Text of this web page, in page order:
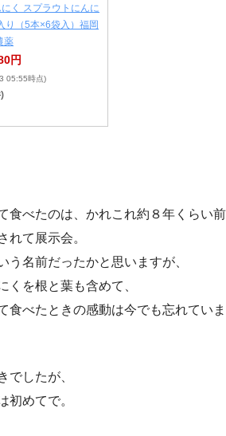
く スプラウトにんに
り（5本×6袋入）福岡
薬
円
05:55時点)
食べたのは、かれこれ約８年くらい前
れて展示会。
う名前だったかと思いますが、
くを根と葉も含めて、
食べたときの感動は今でも忘れていま
でしたが、
初めてで。